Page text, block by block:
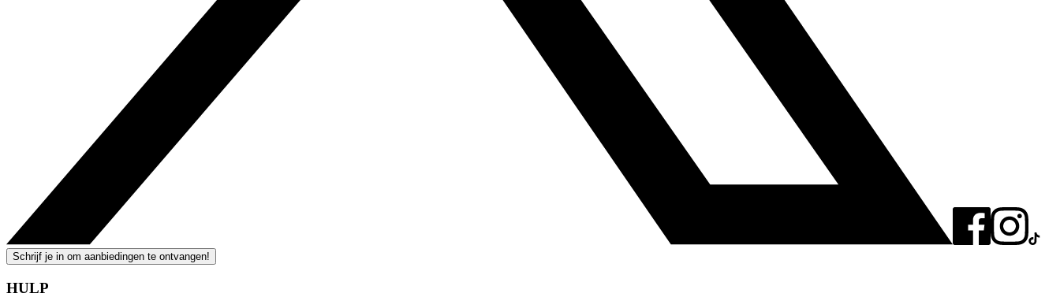
Schrijf je in om aanbiedingen te ontvangen!
HULP